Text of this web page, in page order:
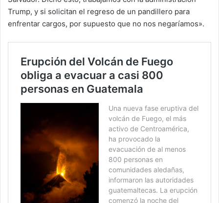
Trump, y si solicitan el regreso de un pandillero para
enfrentar cargos, por supuesto que no nos negaríamos».